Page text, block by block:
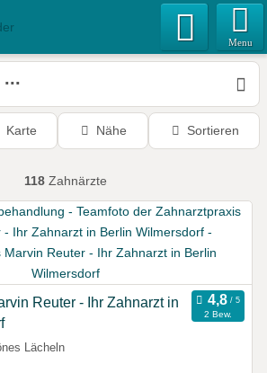
Menu
...
Karte Nähe Sortieren
118 Zahnärzte
Reuter - Ihr Zahnarzt in
2 Bew.
Lächeln